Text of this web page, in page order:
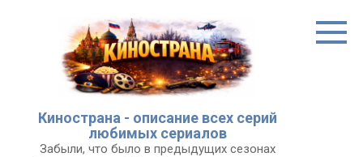
Кинострана - описание всех серий
любимых сериалов
Забыли, что было в предыдущих сезонах